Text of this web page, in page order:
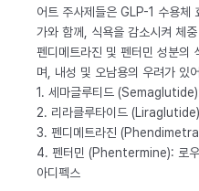
어트 주사제들은 GLP-1 수용체
가와 함께, 식욕을 감소시켜 체
펜디메트라진 및 펜터민 성분의
며, 내성 및 오남용의 우려가 있
1. 세마글루티드
2. 리라클루타이드
3. 펜디메트라진
4. 펜터민 (Phentermine): 로우
아디펙스